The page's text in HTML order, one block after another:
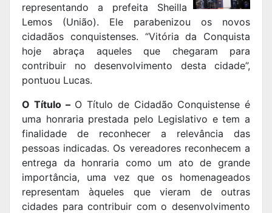
representando a prefeita Sheilla
Lemos (União). Ele parabenizou os novos
cidadãos conquistenses. “Vitória da Conquista
hoje abraça aqueles que chegaram para
contribuir no desenvolvimento desta cidade”,
pontuou Lucas.
O Título –O Título de Cidadão Conquistense é
uma honraria prestada pelo Legislativo e tem a
finalidade de reconhecer a relevância das
pessoas indicadas. Os vereadores reconhecem a
entrega da honraria como um ato de grande
importância, uma vez que os homenageados
representam àqueles que vieram de outras
cidades para contribuir com o desenvolvimento